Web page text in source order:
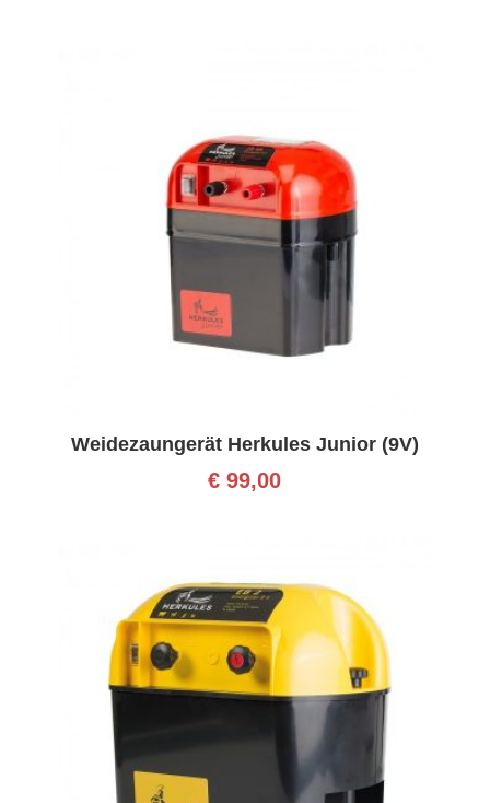
Weidezaungerät Herkules Junior (9V)
€ 99,00